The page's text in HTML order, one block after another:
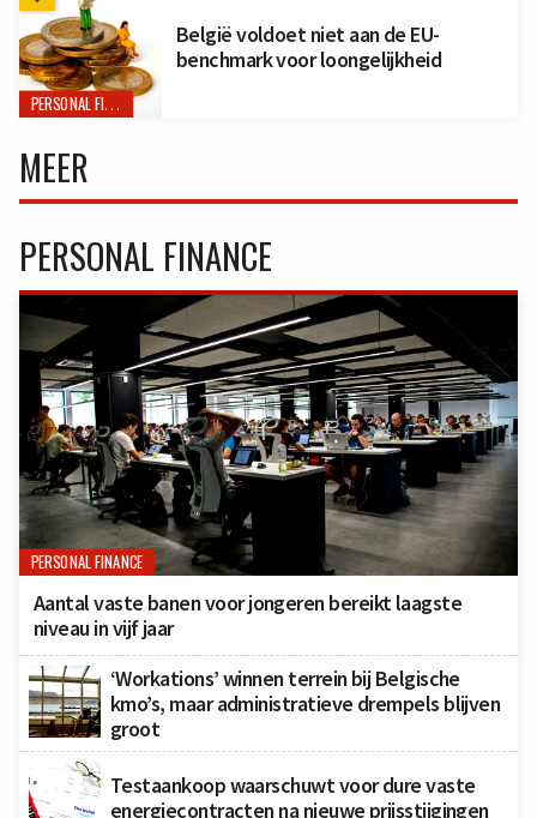
PERSONAL FINANCE
België voldoet niet aan de EU-
benchmark voor loongelijkheid
MEER
PERSONAL FINANCE
PERSONAL FINANCE
Aantal vaste banen voor jongeren bereikt laagste
niveau in vijf jaar
‘Workations’ winnen terrein bij Belgische
kmo’s, maar administratieve drempels blijven
groot
Testaankoop waarschuwt voor dure vaste
energiecontracten na nieuwe prijsstijgingen